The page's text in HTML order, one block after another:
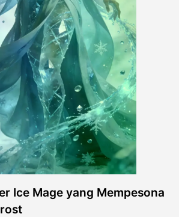
Semua Template
Ice Mage yang Mempesona